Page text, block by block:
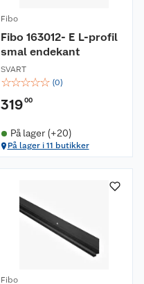
Fibo
Fibo 163012- E L-profil
smal endekant
SVART
☆☆☆☆☆ (0)
31900
På lager (+20)
På lager i 11 butikker
Fibo